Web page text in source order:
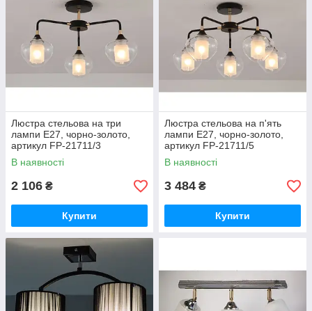
Люстра стельова на три
лампи Е27, чорно-золото,
артикул FP-21711/3
В наявності
2 106 ₴
Купити
Люстра стельова на п'ять
лампи Е27, чорно-золото,
артикул FP-21711/5
В наявності
3 484 ₴
Купити